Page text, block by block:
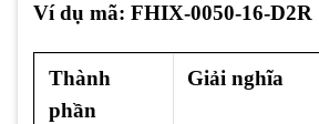
Ví dụ mã: FHIX-0050-16-D2R
Thành
phần
Giải nghĩa